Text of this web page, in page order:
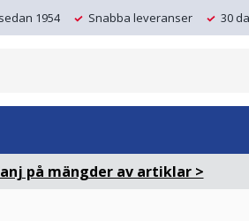
1954 Snabba leveranser 30
på mängder av artiklar >